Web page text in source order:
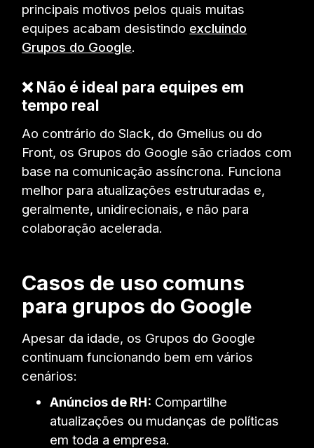
principais motivos pelos quais muitas
equipes acabam desistindo excluindo
Grupos do Google.
❌ Não é ideal para equipes em
tempo real
Ao contrário do Slack, do Gmelius ou do
Front, os Grupos do Google são criados com
base na comunicação assíncrona. Funciona
melhor para atualizações estruturadas e,
geralmente, unidirecionais, e não para
colaboração acelerada.
Casos de uso comuns
para grupos do Google
Apesar da idade, os Grupos do Google
continuam funcionando bem em vários
cenários:
Anúncios de RH: Compartilhe
atualizações ou mudanças de políticas
em toda a empresa.